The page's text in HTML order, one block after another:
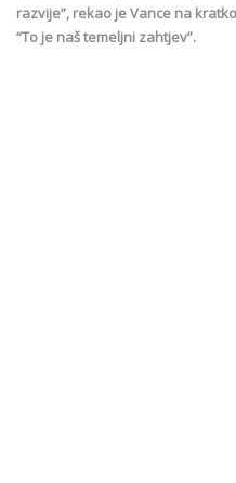
razvije”, rekao je Vance na
“To je naš temeljni zahtjev”.